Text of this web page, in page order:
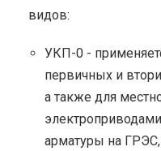
видов:
УКП-0 -
первичных и
а также для
арматуры на